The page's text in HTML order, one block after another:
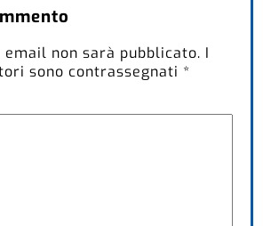
non sarà pubblicato. I
sono contrassegnati *